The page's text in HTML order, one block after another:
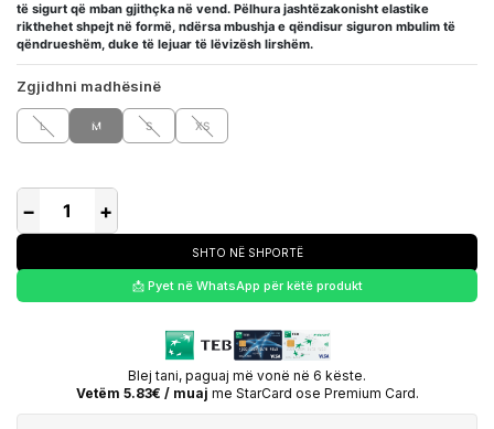
të sigurt që mban gjithçka në vend. Pëlhura jashtëzakonisht elastike
rikthehet shpejt në formë, ndërsa mbushja e qëndisur siguron mbulim të
qëndrueshëm, duke të lejuar të lëvizësh lirshëm.
Zgjidhni madhësinë
L M S XS
− +
SHTO NË SHPORTË
📩 Pyet në WhatsApp për këtë produkt
Blej tani, paguaj më vonë në 6 këste.
Vetëm 5.83€ / muaj me StarCard ose Premium Card.